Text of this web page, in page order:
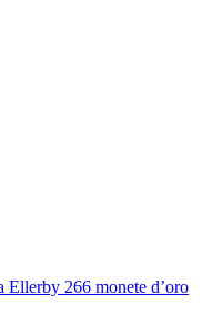
Ellerby 266 monete d’oro